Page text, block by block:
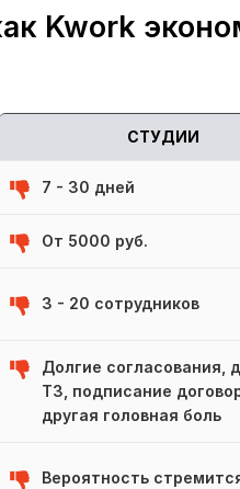
Kwork
СТУДИИ
7 - 30 дней
От 5000 руб.
3 - 20 сотрудников
Долгие согласования,
ТЗ, подписание
другая головная боль
Вероятность